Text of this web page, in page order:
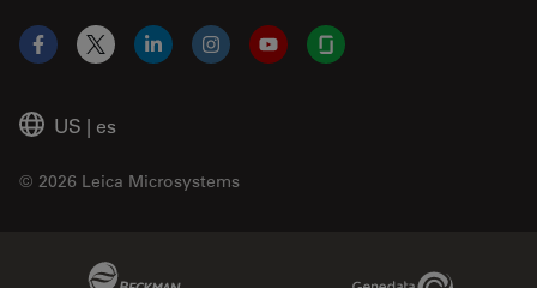
US | es
© 2026 Leica Microsystems
Facebook
X LinkedInInstagramYouTubeGlassdoor
Genedata Link